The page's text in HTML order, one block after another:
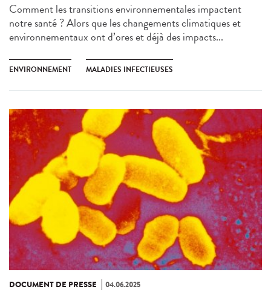
Comment les transitions environnementales impactent
notre santé ? Alors que les changements climatiques et
environnementaux ont d’ores et déjà des impacts...
ENVIRONNEMENT MALADIES INFECTIEUSES
DOCUMENT DE PRESSE 04.06.2025